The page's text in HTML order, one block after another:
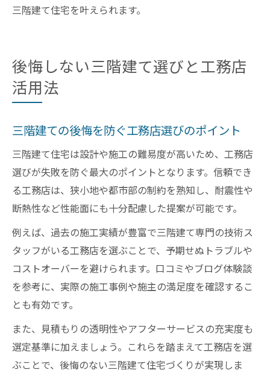
三階建て住宅を叶えられます。
後悔しない三階建て選びと工務店
活用法
三階建ての後悔を防ぐ工務店選びのポイント
三階建て住宅は設計や施工の難易度が高いため、工務店
選びが失敗を防ぐ最大のポイントとなります。信頼でき
る工務店は、狭小地や都市部の制約を熟知し、耐震性や
断熱性など性能面にも十分配慮した提案が可能です。
例えば、過去の施工実績が豊富で三階建て専門の技術ス
タッフがいる工務店を選ぶことで、予期せぬトラブルや
コストオーバーを避けられます。口コミやブログ体験談
を参考に、実際の施工事例や施主の満足度を確認するこ
とも有効です。
また、見積もりの透明性やアフターサービスの充実度も
選定基準に加えましょう。これらを踏まえて工務店を選
ぶことで、後悔のない三階建て住宅づくりが実現しま